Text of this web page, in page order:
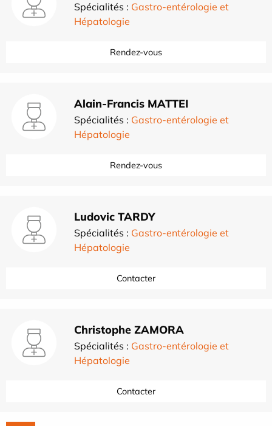
Spécialités : Gastro-entérologie et
Hépatologie
Rendez-vous
Alain-Francis MATTEI
Spécialités : Gastro-entérologie et
Hépatologie
Rendez-vous
Ludovic TARDY
Spécialités : Gastro-entérologie et
Hépatologie
Contacter
Christophe ZAMORA
Spécialités : Gastro-entérologie et
Hépatologie
Contacter